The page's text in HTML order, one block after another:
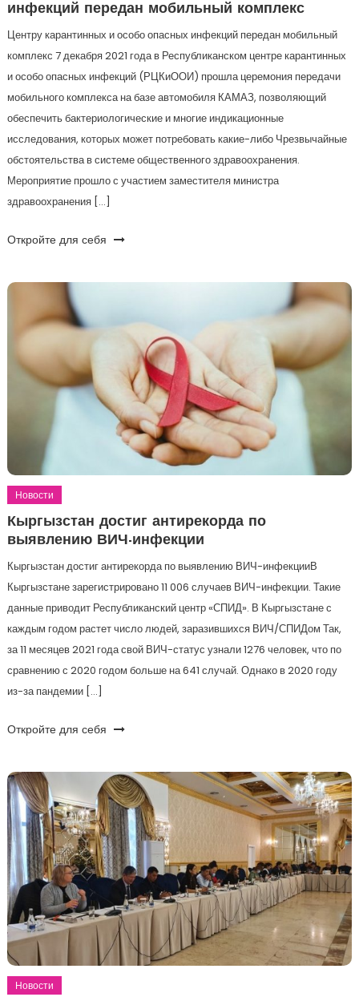
инфекций передан мобильный комплекс
Центру карантинных и особо опасных инфекций передан мобильный
комплекс 7 декабря 2021 года в Республиканском центре карантинных
и особо опасных инфекций (РЦКиООИ) прошла церемония передачи
мобильного комплекса на базе автомобиля КАМАЗ, позволяющий
обеспечить бактериологические и многие индикационные
исследования, которых может потребовать какие-либо Чрезвычайные
обстоятельства в системе общественного здравоохранения.
Мероприятие прошло с участием заместителя министра
здравоохранения […]
Откройте для себя
Новости
Кыргызстан достиг антирекорда по
выявлению ВИЧ-инфекции
Кыргызстан достиг антирекорда по выявлению ВИЧ-инфекцииВ
Кыргызстане зарегистрировано 11 006 случаев ВИЧ-инфекции. Такие
данные приводит Республиканский центр «СПИД». В Кыргызстане с
каждым годом растет число людей, заразившихся ВИЧ/СПИДом Так,
за 11 месяцев 2021 года свой ВИЧ-статус узнали 1276 человек, что по
сравнению с 2020 годом больше на 641 случай. Однако в 2020 году
из-за пандемии […]
Откройте для себя
Новости